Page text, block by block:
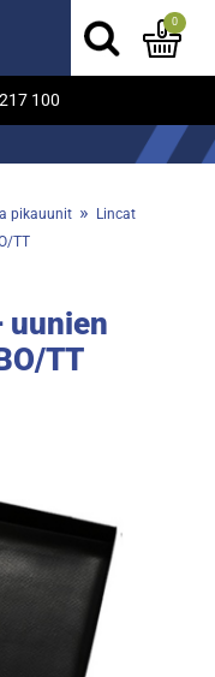
100
0
pikauunit »
Lincat
TT
uunien
TT